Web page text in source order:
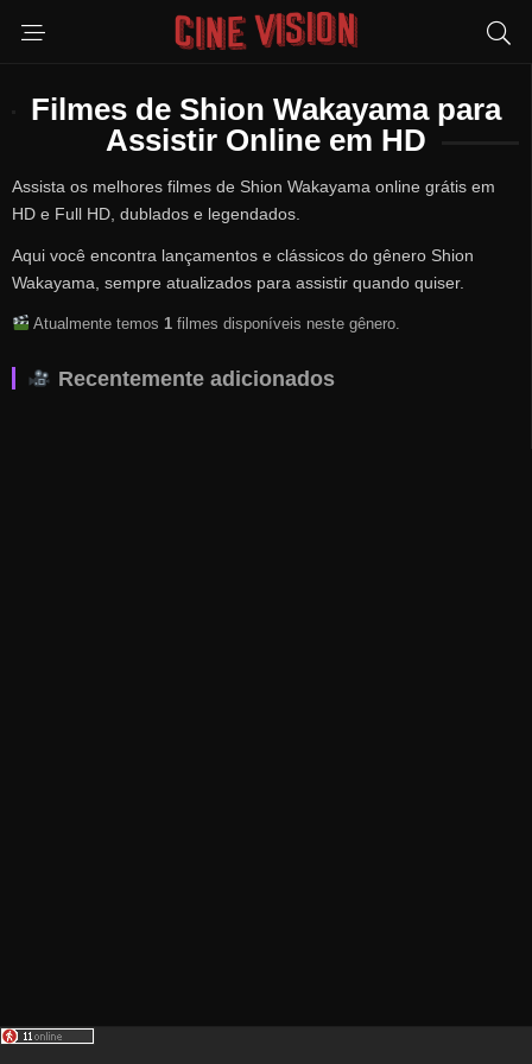
Filmes de Shion Wakayama para
Assistir Online em HD
Assista os melhores filmes de Shion Wakayama online grátis em
HD e Full HD, dublados e legendados.
Aqui você encontra lançamentos e clássicos do gênero Shion
Wakayama, sempre atualizados para assistir quando quiser.
Atualmente temos 1filmes disponíveis neste gênero.
Recentemente adicionados